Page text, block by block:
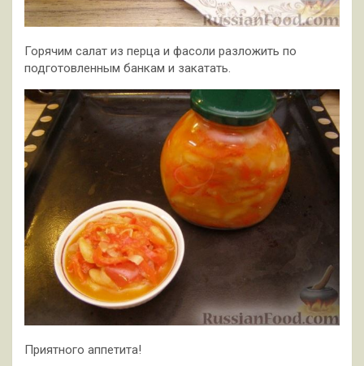
Горячим салат из перца и фасоли разложить по
подготовленным банкам и закатать.
Приятного аппетита!